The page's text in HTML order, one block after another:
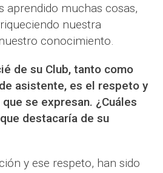
aprendido muchas cosas,
nuestra
conocimiento.
de su Club, tanto como
asistente, es el respeto y
se expresan. ¿Cuáles
destacaría de su
y ese respeto, han sido